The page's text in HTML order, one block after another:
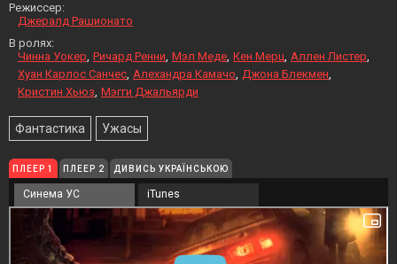
Режиссер:
Джералд Рашионато
В ролях:
Чинна Уокер Ричард Ренни Мэл Меде Кен Мерц Аллен Листер
Хуан Карлос Санчес Алехандра Камачо Джона Блекмен
Кристин Хьюз Мэгги Джальярди
Фантастика Ужасы
ПЛЕЕР 1 ПЛЕЕР 2 ДИВИСЬ УКРАЇНСЬКОЮ
Синема УС iTunes